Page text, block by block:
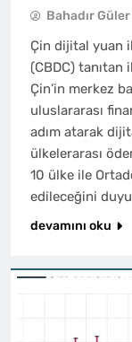
Bahadır Güler
Çin dijital yuan
(CBDC) tanıtan
Çin’in merkez
uluslararası
adım atarak
ülkelerarası
10 ülke ile
edileceğini
devamını oku